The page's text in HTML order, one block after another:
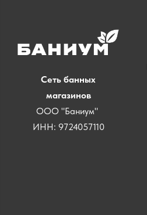
Сеть банных
магазинов
ООО "Баниум"
ИНН: 9724057110